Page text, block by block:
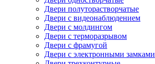
Двери полуторастворчатые
Двери с видеонаблюдением
Двери с молдингом
Двери с терморазрывом
Двери с фрамугой
Двери с электронными замками